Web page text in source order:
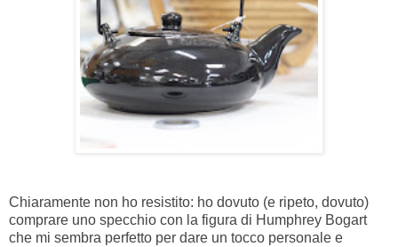
Chiaramente non ho resistito: ho dovuto (e ripeto, dovuto)
comprare uno specchio con la figura di Humphrey Bogart
che mi sembra perfetto per dare un tocco personale e